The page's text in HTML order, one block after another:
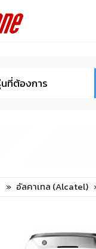
อัลคาเทล (Alcatel)